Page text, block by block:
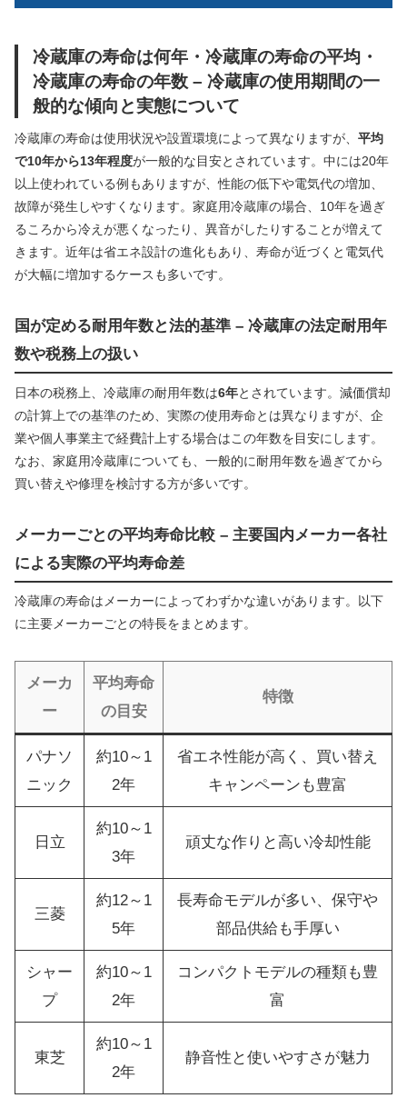
冷蔵庫の寿命は何年・冷蔵庫の寿命の平均・
冷蔵庫の寿命の年数 – 冷蔵庫の使用期間の一
般的な傾向と実態について
冷蔵庫の寿命は使用状況や設置環境によって異なりますが、 平均
で10年から13年程度が一般的な目安とされています。中には20年
以上使われている例もありますが、性能の低下や電気代の増加、
故障が発生しやすくなります。家庭用冷蔵庫の場合、10年を過ぎ
るころから冷えが悪くなったり、異音がしたりすることが増えて
きます。近年は省エネ設計の進化もあり、寿命が近づくと電気代
が大幅に増加するケースも多いです。
国が定める耐用年数と法的基準 – 冷蔵庫の法定耐用年
数や税務上の扱い
日本の税務上、冷蔵庫の耐用年数は6年とされています。減価償却
の計算上での基準のため、実際の使用寿命とは異なりますが、企
業や個人事業主で経費計上する場合はこの年数を目安にします。
なお、家庭用冷蔵庫についても、一般的に耐用年数を過ぎてから
買い替えや修理を検討する方が多いです。
メーカーごとの平均寿命比較 – 主要国内メーカー各社
による実際の平均寿命差
冷蔵庫の寿命はメーカーによってわずかな違いがあります。以下
に主要メーカーごとの特長をまとめます。
メーカ
ー
平均寿命
の目安
特徴
パナソ
ニック
約10～1
2年
省エネ性能が高く、買い替え
キャンペーンも豊富
日立
約10～1
3年
頑丈な作りと高い冷却性能
三菱
約12～1
5年
長寿命モデルが多い、保守や
部品供給も手厚い
シャー
プ
約10～1
2年
コンパクトモデルの種類も豊
富
東芝
約10～1
2年
静音性と使いやすさが魅力